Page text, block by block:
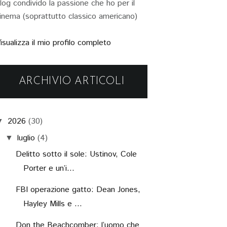
condivido la passione che ho per il
(soprattutto classico americano)
il mio profilo completo
ARCHIVIO ARTICOLI
2026 (30)
▼ luglio (4)
Delitto sotto il sole: Ustinov, Cole
Porter e un’i...
FBI operazione gatto: Dean Jones,
Hayley Mills e ...